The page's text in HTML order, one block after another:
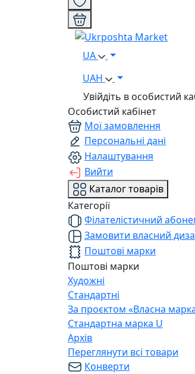
UA
UAH
Увійдіть в особистий
Особистий кабінет
Мої замовлення
Персональні дані
Налаштування
Вийти
Каталог товарів
Категорії
Філателістичний
Замовити власний
Поштові марки
Поштові марки
Художні
Стандартні
За проєктом «Власна
Стандартна марка U
Архів
Переглянути всі товари
Конверти